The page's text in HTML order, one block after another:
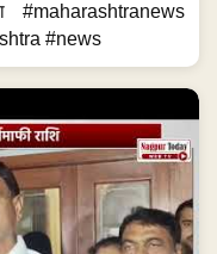
#maharashtranews
#news